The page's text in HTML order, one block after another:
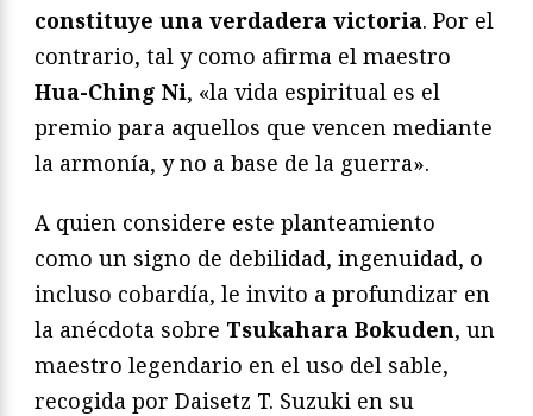
constituye una verdadera victoria. Por el
contrario, tal y como afirma el maestro
Hua-Ching Ni, «la vida espiritual es el
premio para aquellos que vencen mediante
la armonía, y no a base de la guerra».
A quien considere este planteamiento
como un signo de debilidad, ingenuidad, o
incluso cobardía, le invito a profundizar en
la anécdota sobre Tsukahara Bokuden, un
maestro legendario en el uso del sable,
recogida por Daisetz T. Suzuki en su